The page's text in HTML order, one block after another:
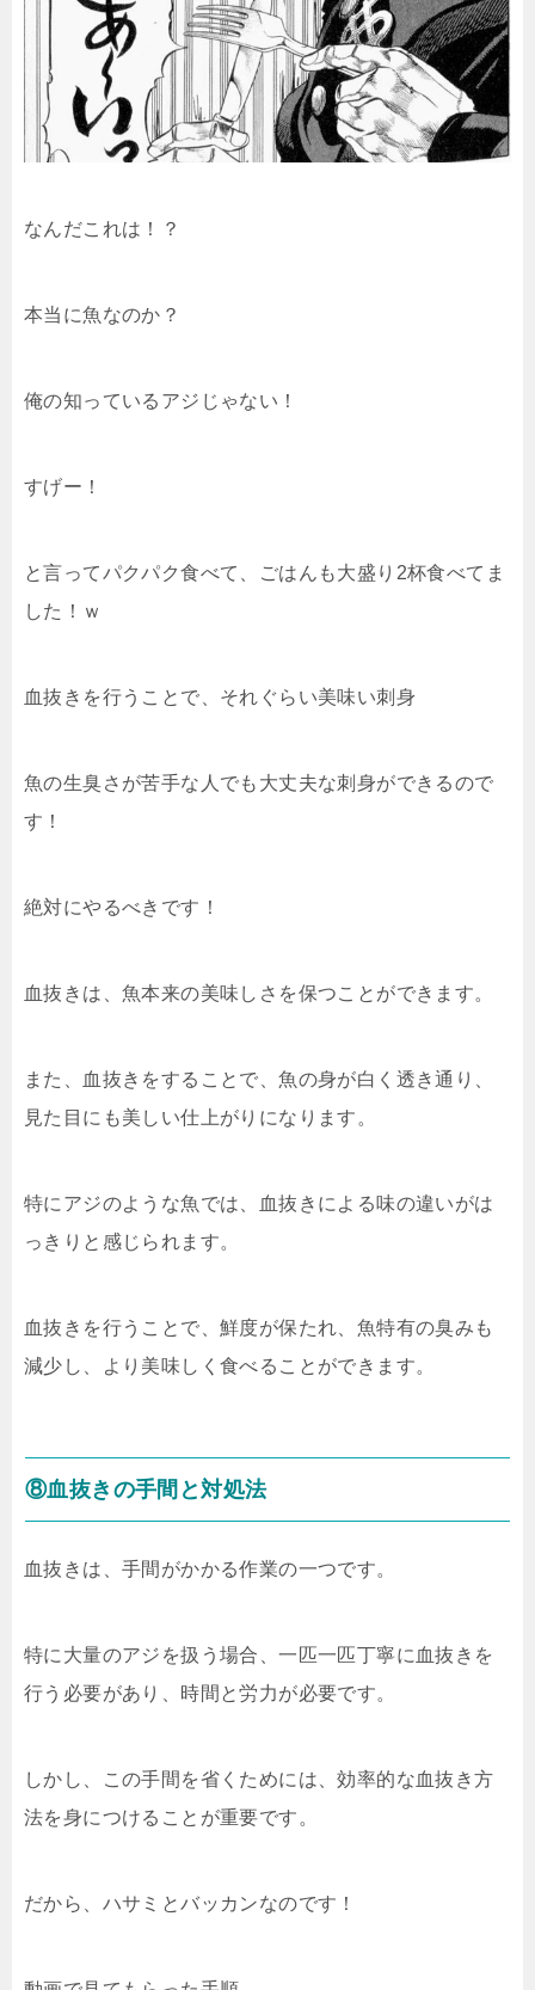
なんだこれは！？
本当に魚なのか？
俺の知っているアジじゃない！
すげー！
と言ってパクパク食べて、ごはんも大盛り2杯食べてま
した！ｗ
血抜きを行うことで、それぐらい美味い刺身
魚の生臭さが苦手な人でも大丈夫な刺身ができるので
す！
絶対にやるべきです！
血抜きは、魚本来の美味しさを保つことができます。
また、血抜きをすることで、魚の身が白く透き通り、
見た目にも美しい仕上がりになります。
特にアジのような魚では、血抜きによる味の違いがは
っきりと感じられます。
血抜きを行うことで、鮮度が保たれ、魚特有の臭みも
減少し、より美味しく食べることができます。
⑧血抜きの手間と対処法
血抜きは、手間がかかる作業の一つです。
特に大量のアジを扱う場合、一匹一匹丁寧に血抜きを
行う必要があり、時間と労力が必要です。
しかし、この手間を省くためには、効率的な血抜き方
法を身につけることが重要です。
だから、ハサミとバッカンなのです！